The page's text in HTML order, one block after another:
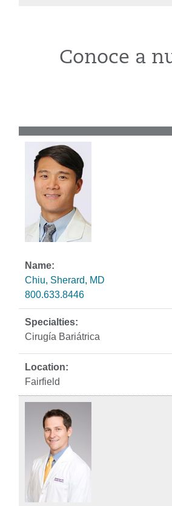
Conoce a
Chiu, Sherard, MD
800.633.8446
Cirugía Bariátrica
Fairfield